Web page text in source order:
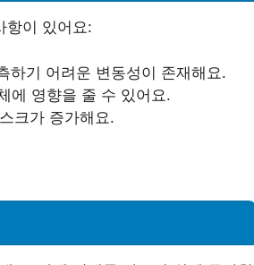
항이 있어요:
하기 어려운 변동성이 존재해요.
에 영향을 줄 수 있어요.
크가 증가해요.